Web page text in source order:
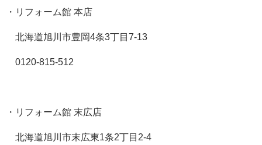
・リフォーム館 本店
北海道旭川市豊岡4条3丁目 7-13
0120-815-512
・リフォーム館 末広店
北海道旭川市末広東1条2丁目 2-4